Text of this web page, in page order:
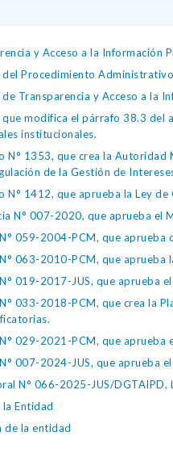
y Acceso a la Información
del Procedimiento
de Transparencia y Acceso a la
que modifica el párrafo 38.3
institucionales.
N° 1353, que crea la Autoridad
de la Gestión de
N° 1412, que aprueba la Ley
N° 007-2020, que aprueba el
059-2004-PCM, que aprueba
063-2010-PCM, que aprueba
019-2017-JUS, que aprueba
033-2018-PCM, que crea la
029-2021-PCM, que aprueba
007-2024-JUS, que aprueba
N° 066-2025-JUS/
Entidad
de la entidad